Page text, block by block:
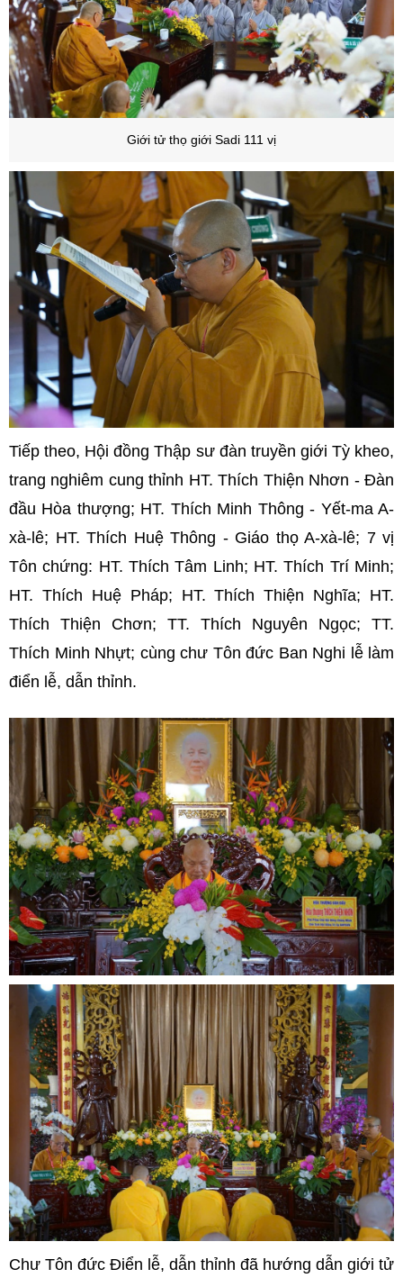
Giới tử thọ giới Sadi 111 vị
Tiếp theo, Hội đồng Thập sư đàn truyền giới Tỳ kheo,
trang nghiêm cung thỉnh HT. Thích Thiện Nhơn - Đàn
đầu Hòa thượng; HT. Thích Minh Thông - Yết-ma A-
xà-lê; HT. Thích Huệ Thông - Giáo thọ A-xà-lê; 7 vị
Tôn chứng: HT. Thích Tâm Linh; HT. Thích Trí Minh;
HT. Thích Huệ Pháp; HT. Thích Thiện Nghĩa; HT.
Thích Thiện Chơn; TT. Thích Nguyên Ngọc; TT.
Thích Minh Nhựt; cùng chư Tôn đức Ban Nghi lễ làm
điển lễ, dẫn thỉnh.
Chư Tôn đức Điển lễ, dẫn thỉnh đã hướng dẫn giới tử